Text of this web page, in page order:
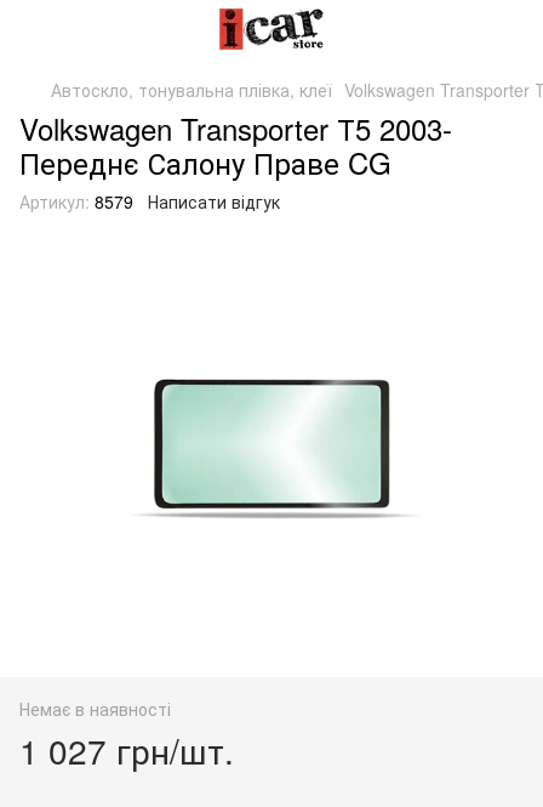
Автоскло, тонувальна плівка, клеї Volkswagen Transporter
Volkswagen Transporter Т5 2003-
Переднє Салону Праве CG
Артикул: 8579 Написати відгук
Немає в наявності
1 027 грн/шт.